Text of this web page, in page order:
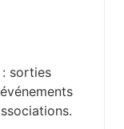
sorties